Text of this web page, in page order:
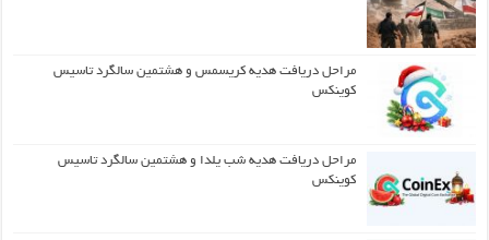
مراحل دریافت هدیه کریسمس و هشتمین سالگرد تاسیس
کوینکس
مراحل دریافت هدیه شب یلدا و هشتمین سالگرد تاسیس
کوینکس